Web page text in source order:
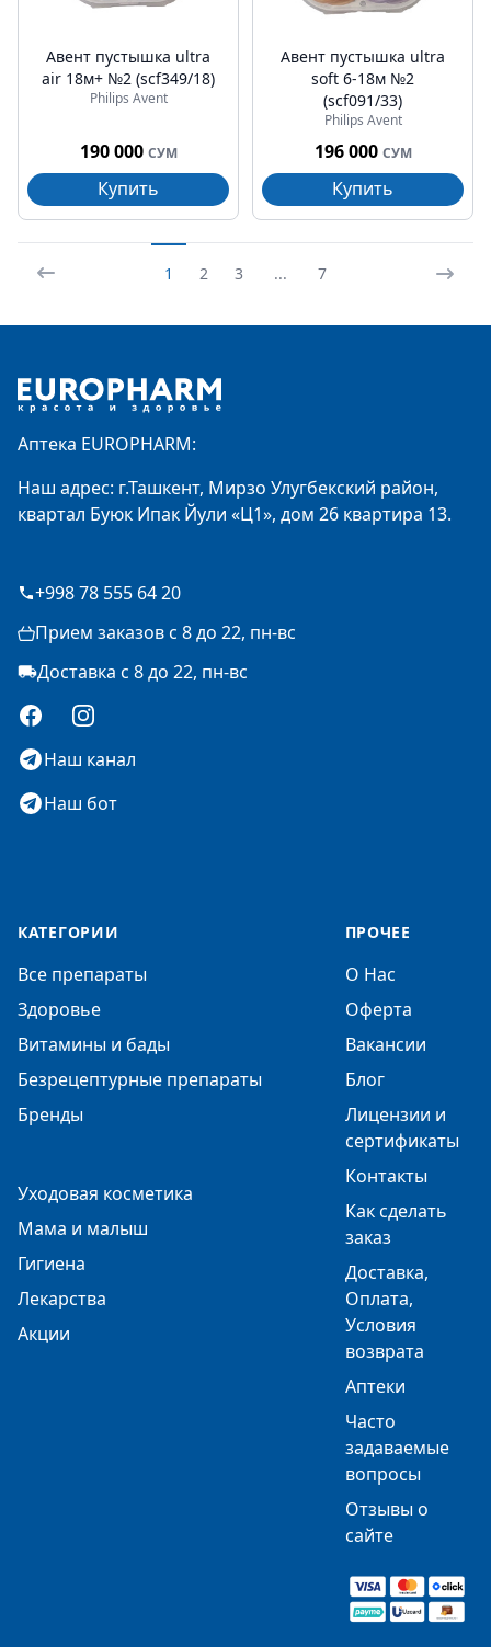
Авент пустышка ultra
air 18м+ №2 (scf349/18)
Philips Avent
190 000 СУМ
Купить
Авент пустышка ultra
soft 6-18м №2
(scf091/33)
Philips Avent
196 000 СУМ
Купить
1 2 3 ... 7
Аптека EUROPHARM:
Наш адрес: г.Ташкент, Мирзо Улугбекский район,
квартал Буюк Ипак Йули «Ц1», дом 26 квартира 13.
+998 78 555 64 20
Прием заказов с 8 до 22, пн-вс
Доставка с 8 до 22, пн-вс
FacebookInstagram
Наш канал
Наш бот
КАТЕГОРИИ
Все препараты
Здоровье
Витамины и бады
Безрецептурные препараты
Бренды
Уходовая косметика
Мама и малыш
Гигиена
Лекарства
Акции
ПРОЧЕЕ
О Нас
Оферта
Вакансии
Блог
Лицензии и
сертификаты
Контакты
Как сделать
заказ
Доставка,
Оплата,
Условия
возврата
Аптеки
Часто
задаваемые
вопросы
Отзывы о
сайте